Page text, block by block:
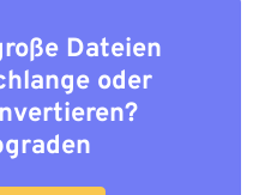
Dateien
oder